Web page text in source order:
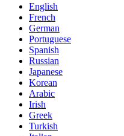
English
French
German
Portuguese
Spanish
Russian
Japanese
Korean
Arabic
Irish
Greek
Turkish